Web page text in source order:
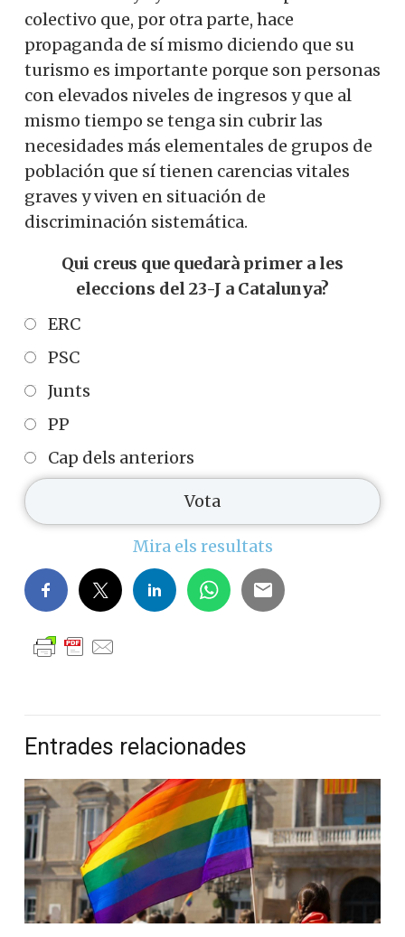
colectivo que, por otra parte, hace
propaganda de sí mismo diciendo que su
turismo es importante porque son personas
con elevados niveles de ingresos y que al
mismo tiempo se tenga sin cubrir las
necesidades más elementales de grupos de
población que sí tienen carencias vitales
graves y viven en situación de
discriminación sistemática.
Qui creus que quedarà primer a les
eleccions del 23-J a Catalunya?
ERC
PSC
Junts
PP
Cap dels anteriors
Mira els resultats
Entrades relacionades